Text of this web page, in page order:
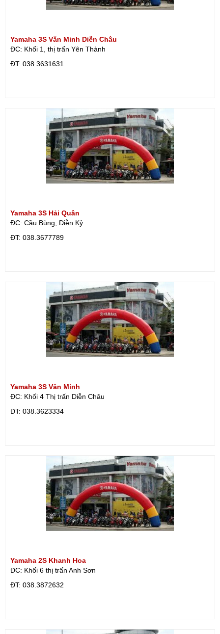
Yamaha 3S Văn Minh Diễn Châu
ĐC: Khối 1, thị trấn Yên Thành
ÐT: 038.3631631
Yamaha 3S Hải Quân
ĐC: Cầu Bùng, Diễn Kỷ
ÐT: 038.3677789
Yamaha 3S Văn Minh
ĐC: Khối 4 Thị trấn Diễn Châu
ÐT: 038.3623334
Yamaha 2S Khanh Hoa
ĐC: Khối 6 thị trấn Anh Sơn
ÐT: 038.3872632